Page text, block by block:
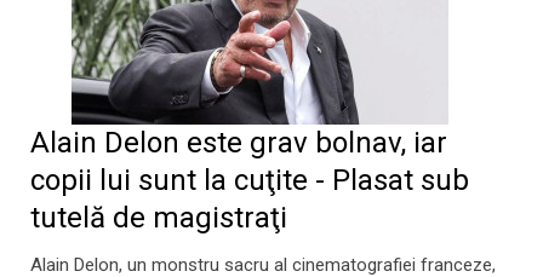
Alain Delon este grav bolnav, iar
copii lui sunt la cuţite - Plasat sub
tutelă de magistraţi
Alain Delon, un monstru sacru al cinematografiei franceze,